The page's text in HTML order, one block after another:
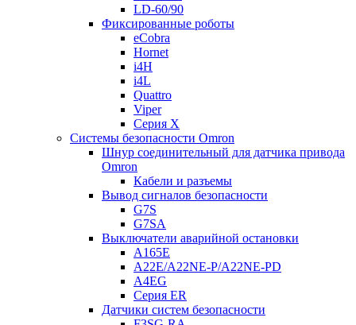
LD-60/90
Фиксированные роботы
eCobra
Hornet
i4H
i4L
Quattro
Viper
Серия X
Системы безопасности Omron
Шнур соединительный для датчика привода
Omron
Кабели и разъемы
Вывод сигналов безопасности
G7S
G7SA
Выключатели аварийной остановки
A165E
A22E/A22NE-P/A22NE-PD
A4EG
Серия ER
Датчики систем безопасности